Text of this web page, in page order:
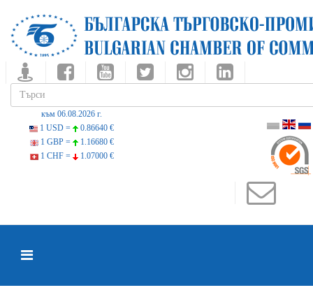
към 06.08.2026 г.
1 USD =
0.86640 €
1 GBP =
1.16680 €
1 CHF =
1.07000 €